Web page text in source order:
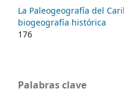
La Paleogeografía del
biogeografía histórica
176
Palabras clave